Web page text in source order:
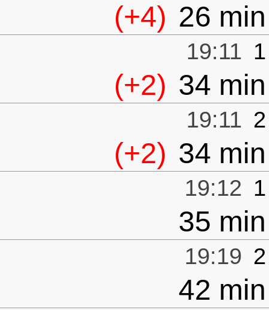
(+4) 26 min
(+2) 34 min
19:11 1
(+2) 34 min
19:11 2
35 min
19:12 1
42 min
19:19 2